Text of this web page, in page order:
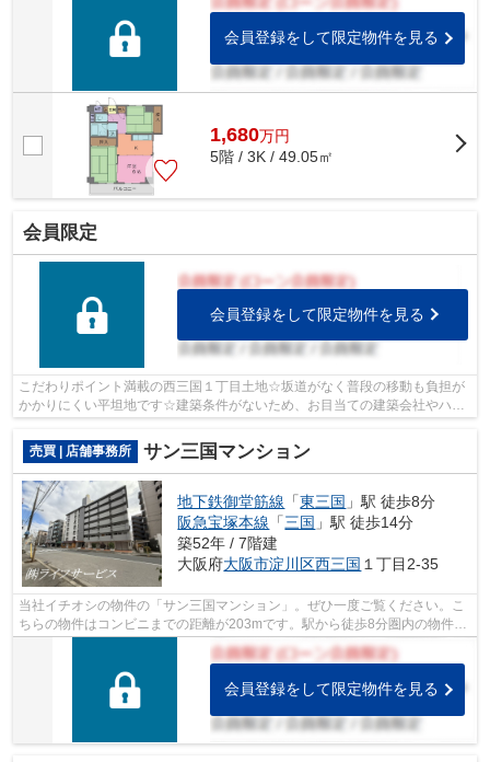
会員登録をして限定物件を見る
1,680万円
5階 / 3K / 49.05㎡
会員限定
会員登録をして限定物件を見る
こだわりポイント満載の西三国１丁目土地☆坂道がなく普段の移動も負担が
かかりにくい平坦地です☆建築条件がないため、お目当ての建築会社やハウ
スメーカーで、思いのままのマイホーム...
売買 | 店舗事務所
サン三国マンション
地下鉄御堂筋線 「東三国 」駅 徒歩8分
阪急宝塚本線 「三国 」駅 徒歩14分
築52年 / 7階建
大阪府大阪市淀川区西三国 １丁目2-35
当社イチオシの物件の「サン三国マンション」。ぜひ一度ご覧ください。こ
ちらの物件はコンビニまでの距離が203mです。駅から徒歩8分圏内の物件で
す。
会員登録をして限定物件を見る